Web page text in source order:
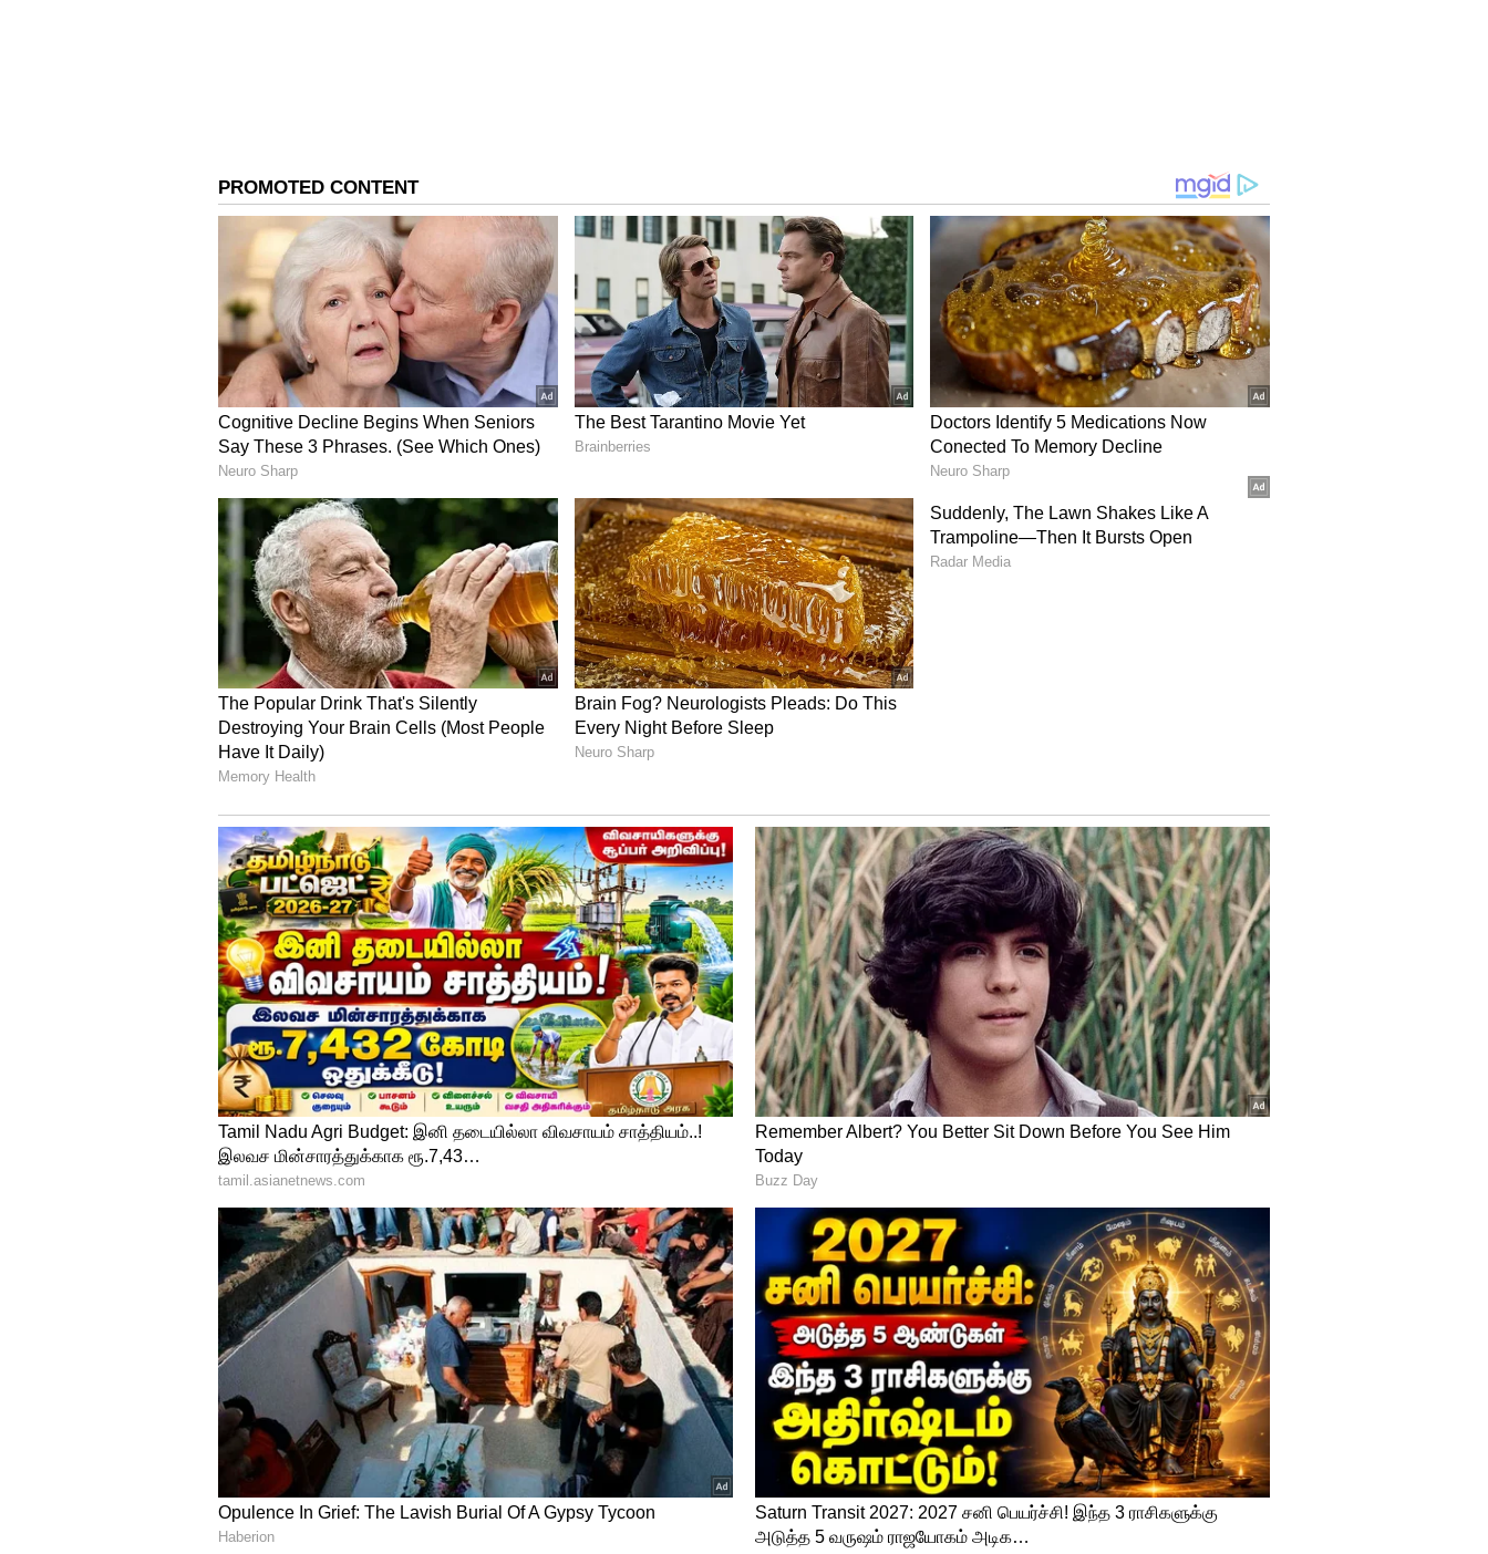
நயன்தாரா
தென்னிந்திய சினிமாவில் லேடி சூப்பர் ஸ்டாராக வலம் வருபவர் நயன்தாரா.
ஜவான் படத்தின் மூலம் பாலிவுட்டில் எண்ட்ரி கொடுத்த அவர் கடைசியாக
அன்னப்பூரணி படத்தில் நடித்திருந்தார். தற்போது அவர் டெஸ்ட், மண்ணாங்கட்டி
உள்ளிட்ட படங்களில் நடித்து வருகிறார். அவர் தனது அழகுக்காக உதடு அறுவை
சிகிச்சை செய்து கொண்டார்..
4
9
சமந்தா
கோலிவுட் ரசிகர்களின் கனவு கன்னியாக வலம் வரும் நடிகைகளில் சமந்தாவும்
ஒருவர். தமிழ், தெலுங்கு என இரு மொழிகளிலும் பல ஹிட் படங்களில்
நடித்துள்ளார். சாகுந்தலம், யசோதா, குஷி, போன்ற பல படங்களில் நடித்துள்ளார்.
அவர் , அழகுக்காக உதடு அறுவை சிகிச்சை செய்து கொண்டுள்ளார்.